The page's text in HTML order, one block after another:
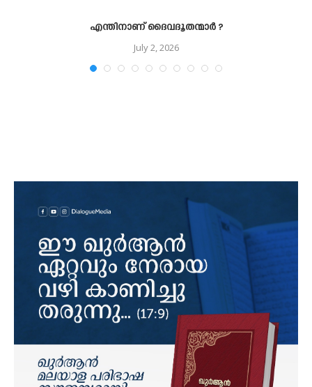
എന്തിനാണ് ദൈവദൂതന്മാര്‍ ?
July 2, 2026